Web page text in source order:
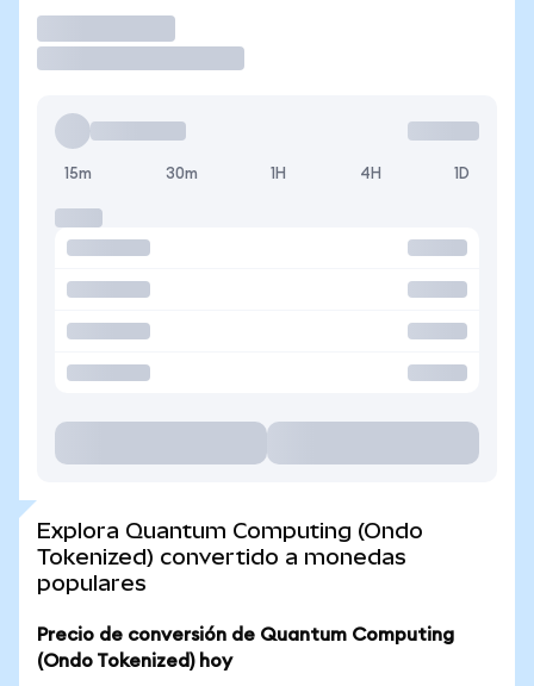
15m 30m 1H 4H 1D
Explora Quantum Computing (Ondo
Tokenized) convertido a monedas
populares
Precio de conversión de Quantum Computing
(Ondo Tokenized) hoy